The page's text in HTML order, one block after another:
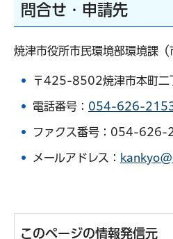
問合せ・申請先
焼津市役所市民環境部環境課（
〒425-8502焼津市本町
電話番号： 054-626-
ファクス番号：054-626-
メールアドレス：
このページの情報発信元